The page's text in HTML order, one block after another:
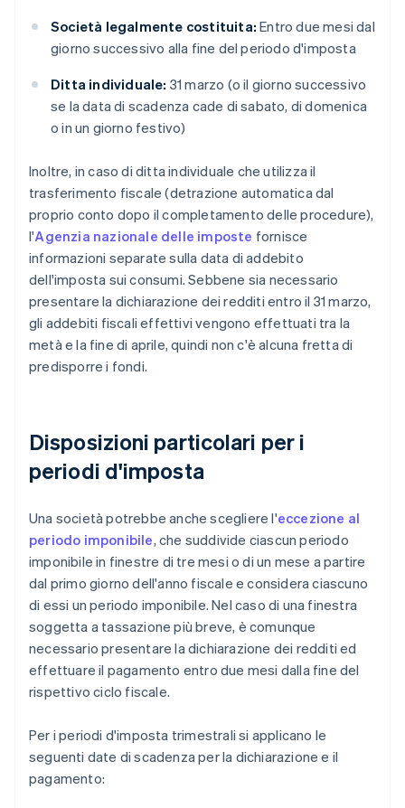
Società legalmente costituita: Entro due mesi dal
giorno successivo alla fine del periodo d'imposta
Ditta individuale: 31 marzo (o il giorno successivo
se la data di scadenza cade di sabato, di domenica
o in un giorno festivo)
Inoltre, in caso di ditta individuale che utilizza il
trasferimento fiscale (detrazione automatica dal
proprio conto dopo il completamento delle procedure),
l'Agenzia nazionale delle imposte fornisce
informazioni separate sulla data di addebito
dell'imposta sui consumi. Sebbene sia necessario
presentare la dichiarazione dei redditi entro il 31 marzo,
gli addebiti fiscali effettivi vengono effettuati tra la
metà e la fine di aprile, quindi non c'è alcuna fretta di
predisporre i fondi.
Disposizioni particolari per i
periodi d'imposta
Una società potrebbe anche scegliere l'eccezione al
periodo imponibile, che suddivide ciascun periodo
imponibile in finestre di tre mesi o di un mese a partire
dal primo giorno dell'anno fiscale e considera ciascuno
di essi un periodo imponibile. Nel caso di una finestra
soggetta a tassazione più breve, è comunque
necessario presentare la dichiarazione dei redditi ed
effettuare il pagamento entro due mesi dalla fine del
rispettivo ciclo fiscale.
Per i periodi d'imposta trimestrali si applicano le
seguenti date di scadenza per la dichiarazione e il
pagamento: